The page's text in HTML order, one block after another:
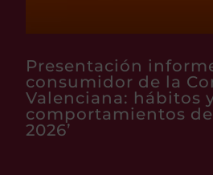
Presentación
consumidor de la
Valenciana: hábitos
comportamientos
2026’